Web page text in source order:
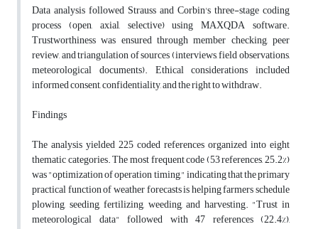
Data analysis followed Strauss and Corbin's three-stage coding
process (open, axial, selective) using MAXQDA software.
Trustworthiness was ensured through member checking, peer
review, and triangulation of sources (interviews, field observations,
meteorological documents). Ethical considerations included
informed consent, confidentiality, and the right to withdraw.
Findings
The analysis yielded 225 coded references organized into eight
thematic categories. The most frequent code (53 references, 25.2%)
was "optimization of operation timing," indicating that the primary
practical function of weather forecasts is helping farmers schedule
plowing, seeding, fertilizing, weeding, and harvesting. "Trust in
meteorological data" followed with 47 references (22.4%),